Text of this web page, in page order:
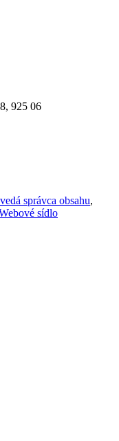
925 06
správca obsahu,
sídlo